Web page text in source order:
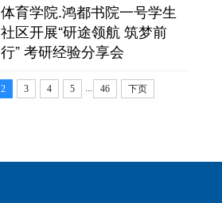
体育学院.鸿都书院一号学生
社区开展“研途领航 筑梦前
行” 考研经验分享会
2 3 4 5 46 下页